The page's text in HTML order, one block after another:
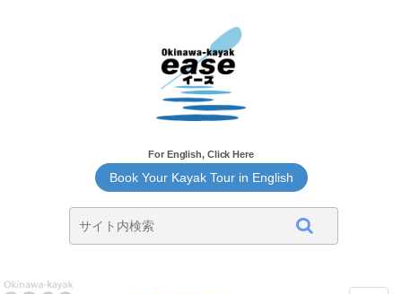
For English, Click Here
Book Your Kayak Tour in English